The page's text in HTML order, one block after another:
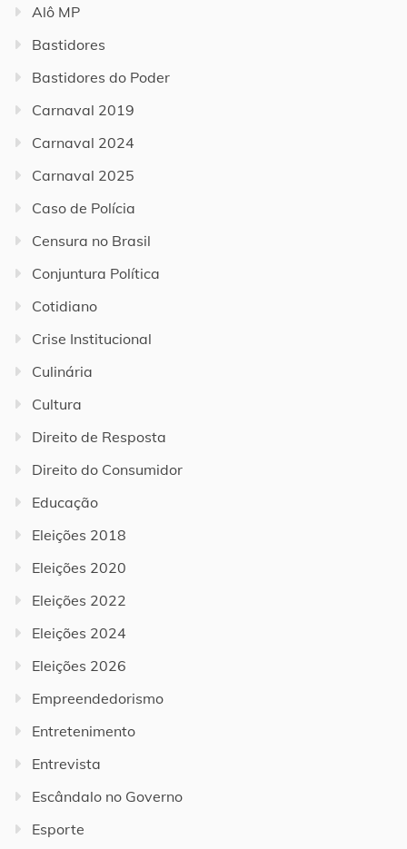
Alô MP
Bastidores
Bastidores do Poder
Carnaval 2019
Carnaval 2024
Carnaval 2025
Caso de Polícia
Censura no Brasil
Conjuntura Política
Cotidiano
Crise Institucional
Culinária
Cultura
Direito de Resposta
Direito do Consumidor
Educação
Eleições 2018
Eleições 2020
Eleições 2022
Eleições 2024
Eleições 2026
Empreendedorismo
Entretenimento
Entrevista
Escândalo no Governo
Esporte